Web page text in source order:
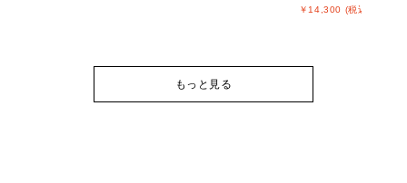
￥14,300 (税込)
もっと見る